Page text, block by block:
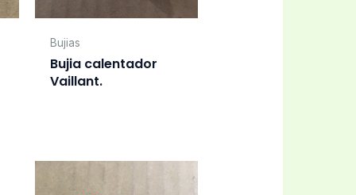
Bujias
Bujia calentador
Vaillant.